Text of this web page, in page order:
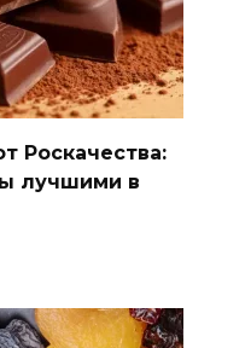
Роскачества:
лучшими в